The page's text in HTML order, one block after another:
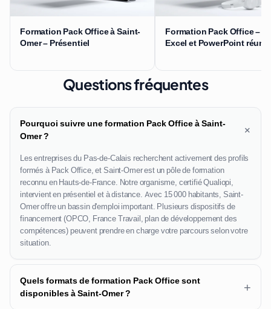
Formation Pack Office à Saint-
Omer – Présentiel
Formation Pack Office –
Excel et PowerPoint réunis
Questions fréquentes
Pourquoi suivre une formation Pack Office à Saint-
Omer ?
+
Les entreprises du Pas-de-Calais recherchent activement des profils
formés à Pack Office, et Saint-Omer est un pôle de formation
reconnu en Hauts-de-France. Notre organisme, certifié Qualiopi,
intervient en présentiel et à distance. Avec 15 000 habitants, Saint-
Omer offre un bassin d'emploi important. Plusieurs dispositifs de
financement (OPCO, France Travail, plan de développement des
compétences) peuvent prendre en charge votre parcours selon votre
situation.
Quels formats de formation Pack Office sont
disponibles à Saint-Omer ?
+